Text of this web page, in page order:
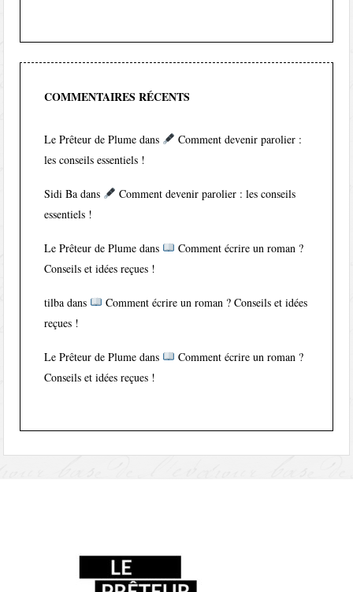
COMMENTAIRES RÉCENTS
Le Prêteur de Plume dans
Comment devenir parolier :
les conseils essentiels !
Sidi Ba dans
Comment devenir parolier : les conseils
essentiels !
Le Prêteur de Plume dans
Comment écrire un roman ?
Conseils et idées reçues !
tilba dans
Comment écrire un roman ? Conseils et idées
reçues !
Le Prêteur de Plume dans
Comment écrire un roman ?
Conseils et idées reçues !